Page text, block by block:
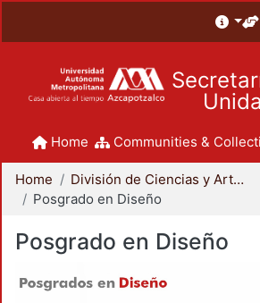
Home Communities &
Home
División de Ciencias y Artes para el Diseño
Posgrado en Diseño
Posgrado en Diseño